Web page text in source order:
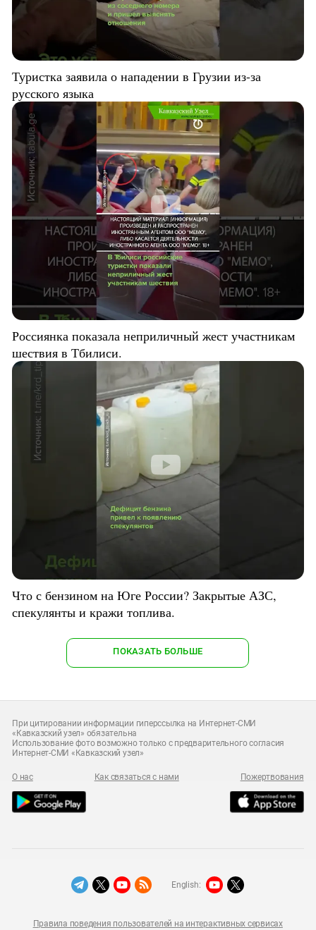
Туристка заявила о нападении в Грузии из-за
русского языка
Россиянка показала неприличный жест участникам
шествия в Тбилиси.
Что с бензином на Юге России? Закрытые АЗС,
спекулянты и кражи топлива.
ПОКАЗАТЬ БОЛЬШЕ
При цитировании информации гиперссылка на Интернет-СМИ
«Кавказский узел» обязательна
Использование фото возможно только с предварительного согласия
Интернет-СМИ «Кавказский узел»
О нас Как связаться с нами Пожертвования
Правила поведения пользователей на интерактивных сервисах
English: